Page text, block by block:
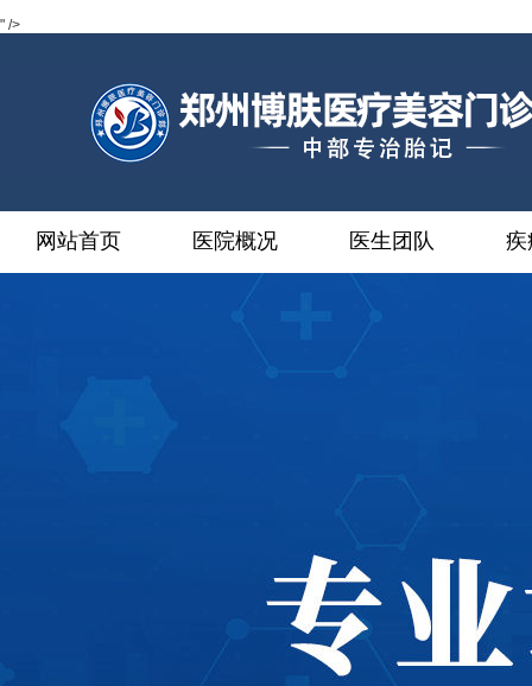
" />
网站首页 医院概况 医生团队 疾